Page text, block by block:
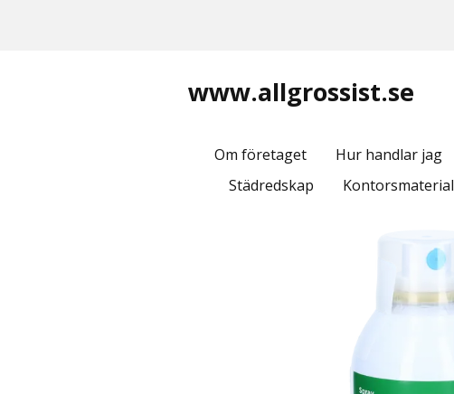
www.allgrossist.se
Om företaget Hur handlar jag
Städredskap
Kontorsmaterial